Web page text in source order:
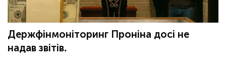
Держфінмоніторинг Проніна досі не
надав звітів.